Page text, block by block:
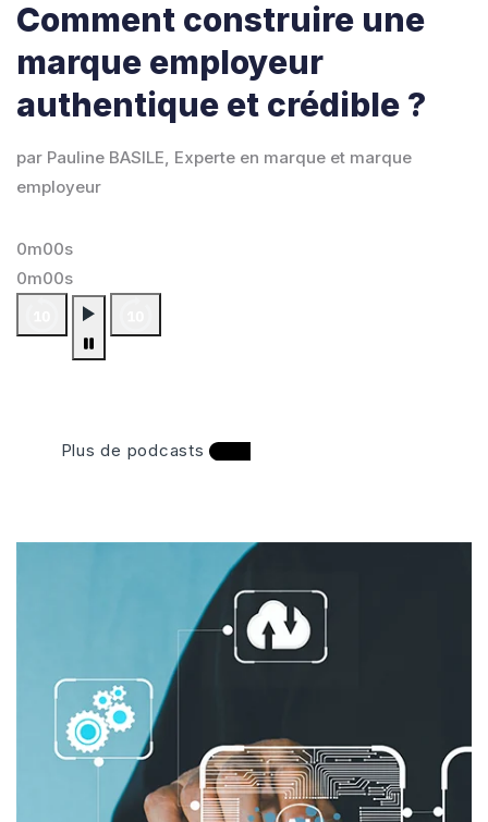
Comment construire une
marque employeur
authentique et crédible ?
par Pauline BASILE, Experte en marque et marque
employeur
0m00s
0m00s
Plus de podcasts